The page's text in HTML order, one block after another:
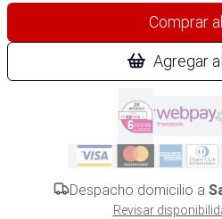
Comprar
Agregar
Despacho domicilio a
Revisar